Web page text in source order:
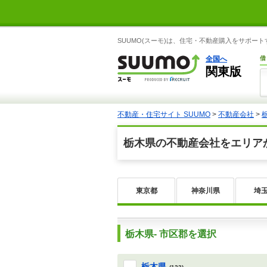
SUUMO(スーモ)は、住宅・不動産購入をサポート
全国へ
関東版
借
不動産・住宅サイト SUUMO > 不動産会社 >
栃木県の不動産会社をエリ
東京都 神奈川県 埼
栃木県- 市区郡を選択